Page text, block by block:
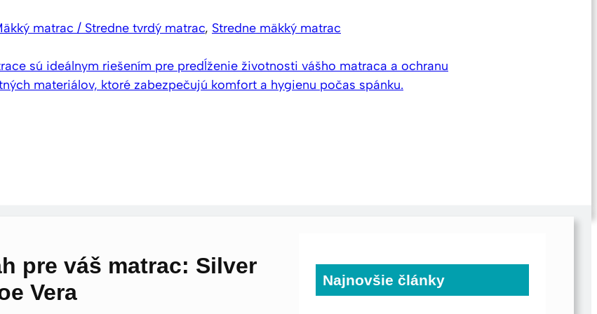
matrac / Stredne tvrdý matrac, Stredne mäkký matrac
sú ideálnym riešením pre predĺženie životnosti vášho matraca a ochranu
materiálov, ktoré zabezpečujú komfort a hygienu počas spánku.
pre váš matrac: Silver
Vera
Najnovšie články